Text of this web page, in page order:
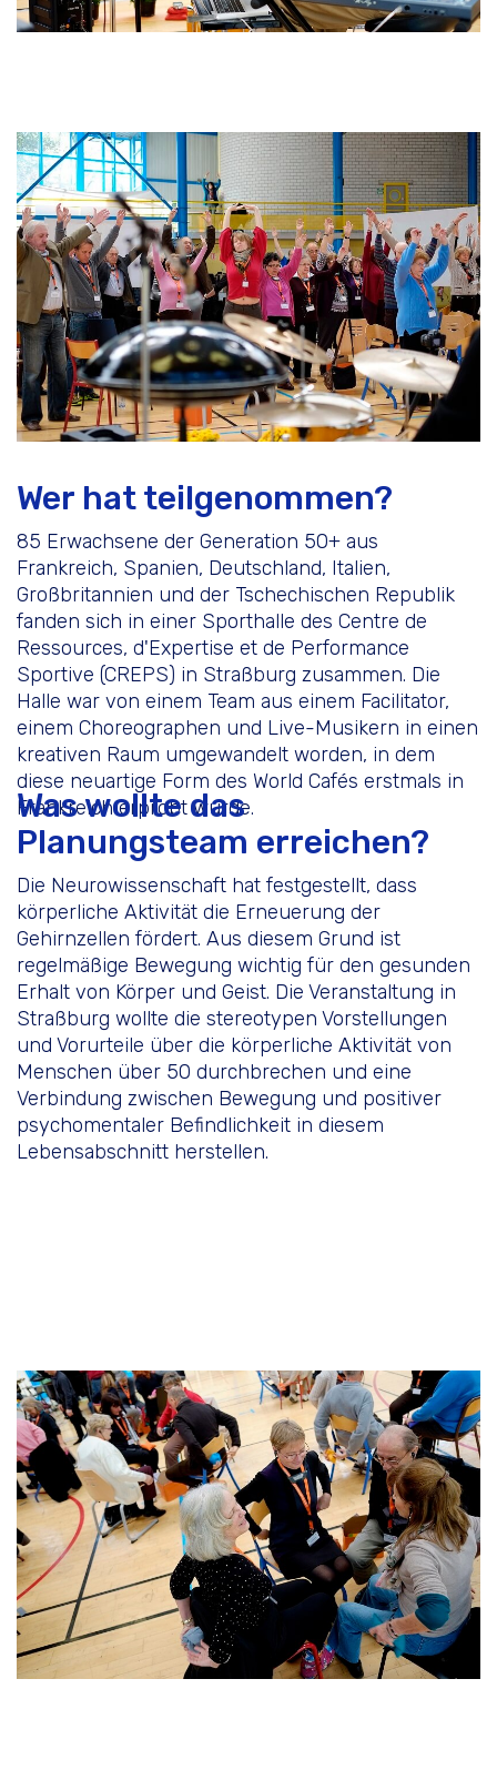
Wer hat teilgenommen?
85 Erwachsene der Generation 50+ aus
Frankreich, Spanien, Deutschland, Italien,
Großbritannien und der Tschechischen Republik
fanden sich in einer Sporthalle des Centre de
Ressources, d'Expertise et de Performance
Sportive (CREPS) in Straßburg zusammen. Die
Halle war von einem Team aus einem Facilitator,
einem Choreographen und Live-Musikern in einen
kreativen Raum umgewandelt worden, in dem
diese neuartige Form des World Cafés erstmals in
Frankreich erprobt wurde.
Was wollte das
Planungsteam erreichen?
Die Neurowissenschaft hat festgestellt, dass
körperliche Aktivität die Erneuerung der
Gehirnzellen fördert. Aus diesem Grund ist
regelmäßige Bewegung wichtig für den gesunden
Erhalt von Körper und Geist. Die Veranstaltung in
Straßburg wollte die stereotypen Vorstellungen
und Vorurteile über die körperliche Aktivität von
Menschen über 50 durchbrechen und eine
Verbindung zwischen Bewegung und positiver
psychomentaler Befindlichkeit in diesem
Lebensabschnitt herstellen.